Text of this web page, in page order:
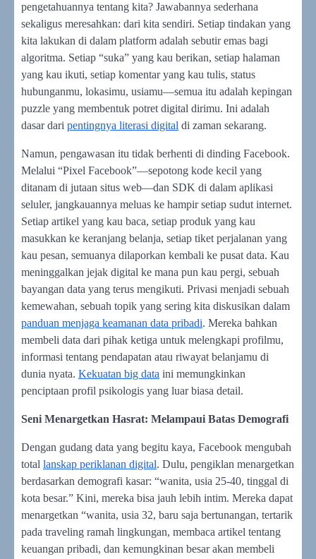
pengetahuannya tentang kita? Jawabannya sederhana
sekaligus meresahkan: dari kita sendiri. Setiap tindakan yang
kita lakukan di dalam platform adalah sebutir emas bagi
algoritma. Setiap “suka” yang kau berikan, setiap halaman
yang kau ikuti, setiap komentar yang kau tulis, status
hubunganmu, lokasimu, usiamu—semua itu adalah kepingan
puzzle yang membentuk potret digital dirimu. Ini adalah
dasar dari pentingnya literasi digital di zaman sekarang.
Namun, pengawasan itu tidak berhenti di dinding Facebook.
Melalui “Pixel Facebook”—sepotong kode kecil yang
ditanam di jutaan situs web—dan SDK di dalam aplikasi
seluler, jangkauannya meluas ke hampir setiap sudut internet.
Setiap artikel yang kau baca, setiap produk yang kau
masukkan ke keranjang belanja, setiap tiket perjalanan yang
kau pesan, semuanya dilaporkan kembali ke pusat data. Kau
meninggalkan jejak digital ke mana pun kau pergi, sebuah
bayangan data yang terus mengikuti. Privasi menjadi sebuah
kemewahan, sebuah topik yang sering kita diskusikan dalam
panduan menjaga keamanan data pribadi. Mereka bahkan
membeli data dari pihak ketiga untuk melengkapi profilmu,
informasi tentang pendapatan atau riwayat belanjamu di
dunia nyata. Kekuatan big data ini memungkinkan
penciptaan profil psikologis yang luar biasa detail.
Seni Menargetkan Hasrat: Melampaui Batas Demografi
Dengan gudang data yang begitu kaya, Facebook mengubah
total lanskap periklanan digital. Dulu, pengiklan menargetkan
berdasarkan demografi kasar: “wanita, usia 25-40, tinggal di
kota besar.” Kini, mereka bisa jauh lebih intim. Mereka dapat
menargetkan “wanita, usia 32, baru saja bertunangan, tertarik
pada traveling ramah lingkungan, membaca artikel tentang
keuangan pribadi, dan kemungkinan besar akan membeli